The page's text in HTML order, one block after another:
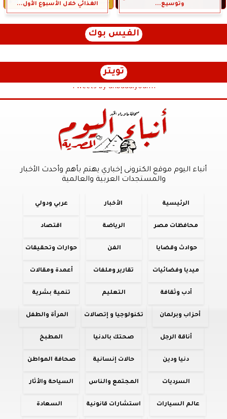
وتوسيع...
الغذائي خلال الأسبوع الأول...
الفيس بوك
تويتر
Tweets by anbaaalyoum1
أنباء اليوم موقع الكترونى إخباري يهتم بأهم وأحدث الأخبار
والمستجدات العربية والعالمية
الرئيسية الأخبار عربي ودولي
محافظات مصر الرياضة اقتصاد
حوادث وقضايا الفن حوارات وتحقيقات
ميديا وفضائيات تقارير وملفات أعمدة ومقالات
أدب وثقافة التعليم تنمية بشرية
أحزاب وبرلمان تكنولوجيا و إتصالات المرأة والطفل
أناقة الرجل صحتك بالدنيا المطبخ
دنيا ودين حالات إنسانية صحافة المواطن
السرديات المجتمع والناس السياحة والأثار
عالم السيارات استشارات قانونية السعادة